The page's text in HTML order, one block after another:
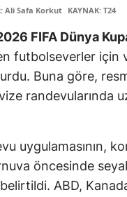
Ali Safa Korkut KAYNAK: T24
FIFA Dünya
futbolseverler için
Buna göre,
randevularında
uygulamasının,
öncesinde
belirtildi. ABD,